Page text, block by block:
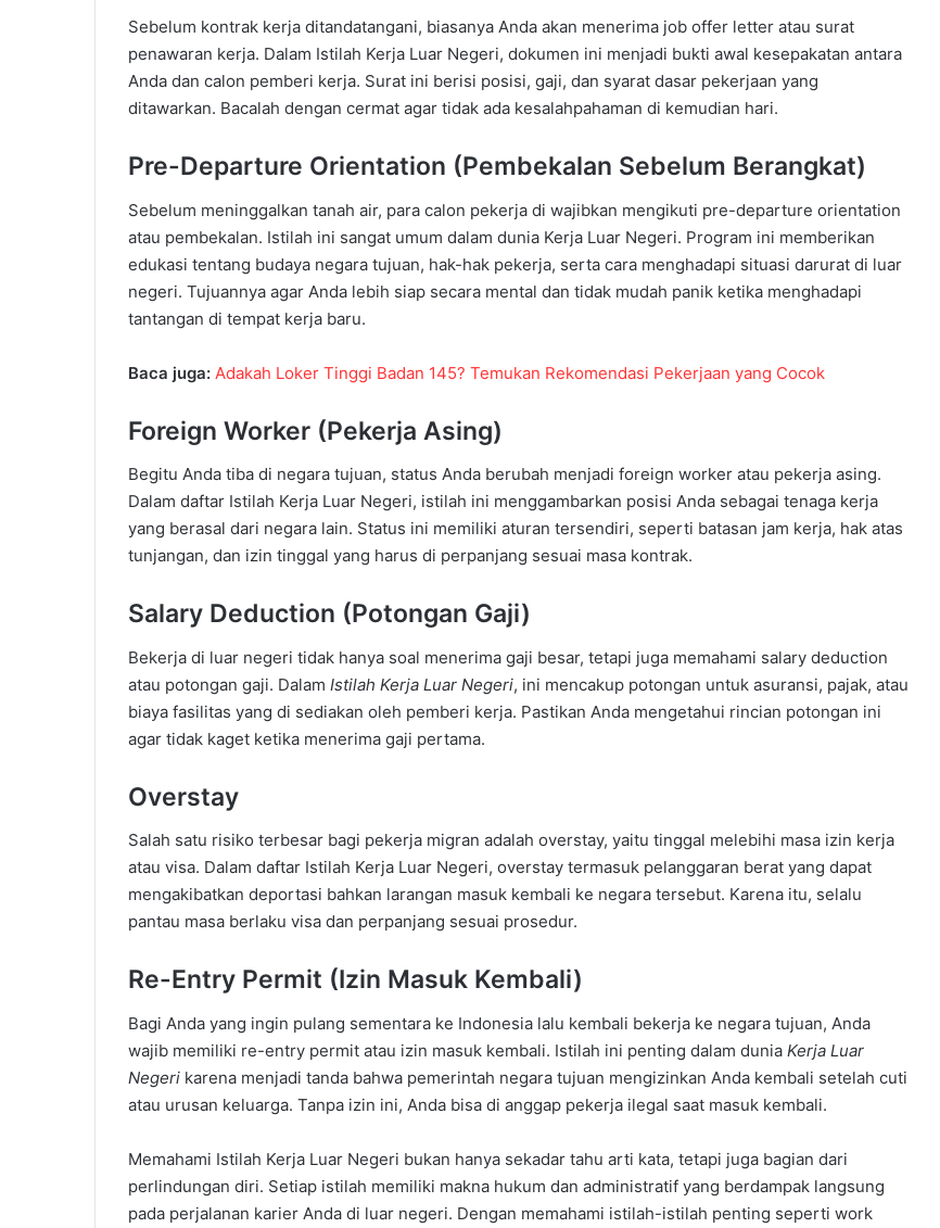
Sebelum kontrak kerja ditandatangani, biasanya Anda akan menerima job offer letter atau surat
penawaran kerja. Dalam Istilah Kerja Luar Negeri, dokumen ini menjadi bukti awal kesepakatan antara
Anda dan calon pemberi kerja. Surat ini berisi posisi, gaji, dan syarat dasar pekerjaan yang
ditawarkan. Bacalah dengan cermat agar tidak ada kesalahpahaman di kemudian hari.
Pre-Departure Orientation (Pembekalan Sebelum Berangkat)
Sebelum meninggalkan tanah air, para calon pekerja di wajibkan mengikuti pre-departure orientation
atau pembekalan. Istilah ini sangat umum dalam dunia Kerja Luar Negeri. Program ini memberikan
edukasi tentang budaya negara tujuan, hak-hak pekerja, serta cara menghadapi situasi darurat di luar
negeri. Tujuannya agar Anda lebih siap secara mental dan tidak mudah panik ketika menghadapi
tantangan di tempat kerja baru.
Baca juga: Adakah Loker Tinggi Badan 145? Temukan Rekomendasi Pekerjaan yang Cocok
Foreign Worker (Pekerja Asing)
Begitu Anda tiba di negara tujuan, status Anda berubah menjadi foreign worker atau pekerja asing.
Dalam daftar Istilah Kerja Luar Negeri, istilah ini menggambarkan posisi Anda sebagai tenaga kerja
yang berasal dari negara lain. Status ini memiliki aturan tersendiri, seperti batasan jam kerja, hak atas
tunjangan, dan izin tinggal yang harus di perpanjang sesuai masa kontrak.
Salary Deduction (Potongan Gaji)
Bekerja di luar negeri tidak hanya soal menerima gaji besar, tetapi juga memahami salary deduction
atau potongan gaji. Dalam Istilah Kerja Luar Negeri, ini mencakup potongan untuk asuransi, pajak, atau
biaya fasilitas yang di sediakan oleh pemberi kerja. Pastikan Anda mengetahui rincian potongan ini
agar tidak kaget ketika menerima gaji pertama.
Overstay
Salah satu risiko terbesar bagi pekerja migran adalah overstay, yaitu tinggal melebihi masa izin kerja
atau visa. Dalam daftar Istilah Kerja Luar Negeri, overstay termasuk pelanggaran berat yang dapat
mengakibatkan deportasi bahkan larangan masuk kembali ke negara tersebut. Karena itu, selalu
pantau masa berlaku visa dan perpanjang sesuai prosedur.
Re-Entry Permit (Izin Masuk Kembali)
Bagi Anda yang ingin pulang sementara ke Indonesia lalu kembali bekerja ke negara tujuan, Anda
wajib memiliki re-entry permit atau izin masuk kembali. Istilah ini penting dalam dunia Kerja Luar
Negeri karena menjadi tanda bahwa pemerintah negara tujuan mengizinkan Anda kembali setelah cuti
atau urusan keluarga. Tanpa izin ini, Anda bisa di anggap pekerja ilegal saat masuk kembali.
Memahami Istilah Kerja Luar Negeri bukan hanya sekadar tahu arti kata, tetapi juga bagian dari
perlindungan diri. Setiap istilah memiliki makna hukum dan administratif yang berdampak langsung
pada perjalanan karier Anda di luar negeri. Dengan memahami istilah-istilah penting seperti work